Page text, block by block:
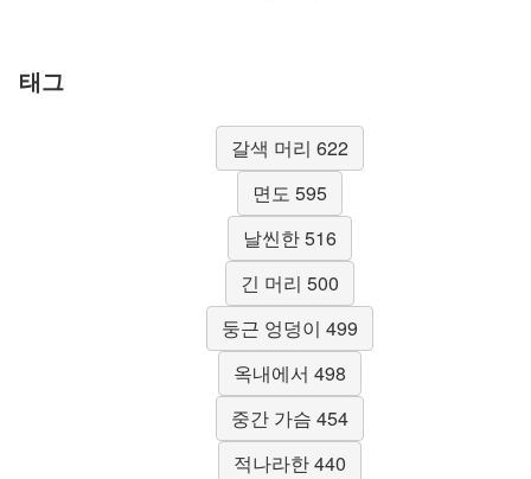
태그
갈색 머리 622
면도 595
날씬한 516
긴 머리 500
둥근 엉덩이 499
옥내에서 498
중간 가슴 454
적나라한 440